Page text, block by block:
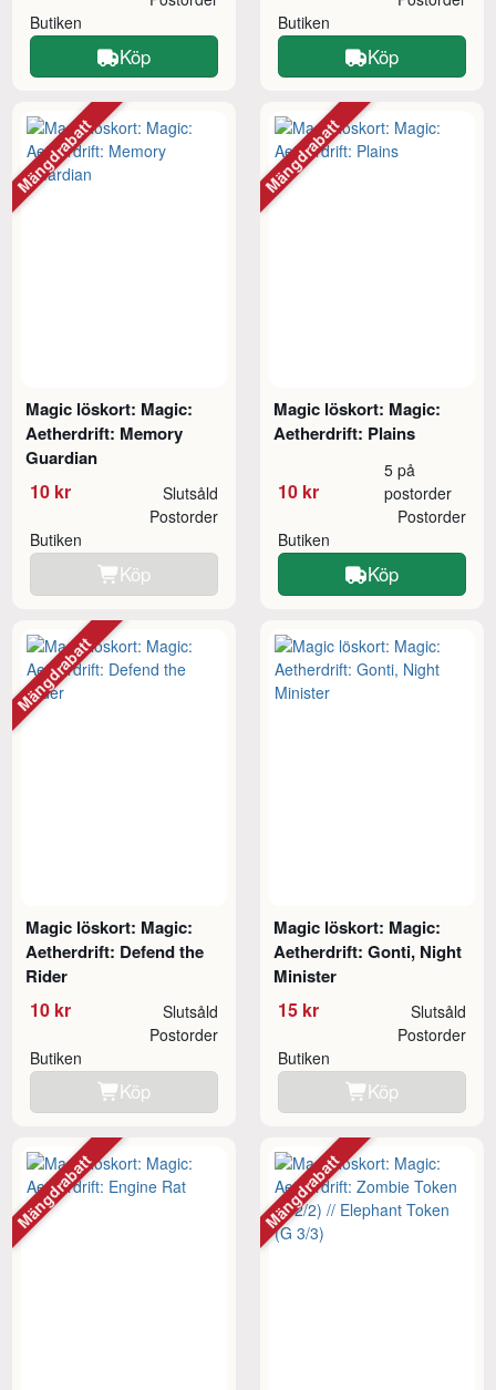
Butiken
Köp
Butiken
Köp
Magic löskort: Magic:
Aetherdrift: Memory
Guardian
10 kr Slutsåld
Butiken
Postorder
Köp
Mängdrabatt
Magic löskort: Magic:
Aetherdrift: Plains
10 kr
5 på
postorder
Butiken
Postorder
Köp
Mängdrabatt
Magic löskort: Magic:
Aetherdrift: Defend the
Rider
10 kr Slutsåld
Butiken
Postorder
Köp
Mängdrabatt
Magic löskort: Magic:
Aetherdrift: Gonti, Night
Minister
15 kr Slutsåld
Butiken
Postorder
Köp
Mängdrabatt Mängdrabatt